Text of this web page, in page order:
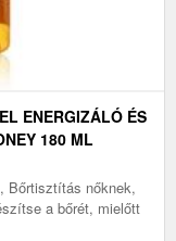
ENERGIZÁLÓ ÉS
180 ML
Bőrtisztítás nőknek,
a bőrét, mielőtt